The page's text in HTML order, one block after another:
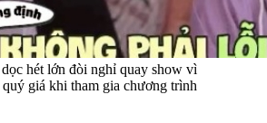
hét lớn đòi nghỉ quay show vì
giá khi tham gia chương trình